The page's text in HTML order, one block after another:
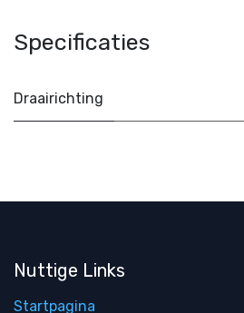
Specificaties
Draairichting
Nuttige Links
Startpagina